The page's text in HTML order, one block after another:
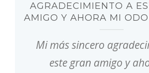
AGRADECIMIENTO A
AMIGO Y AHORA MI
Mi más sincero
este gran amigo y